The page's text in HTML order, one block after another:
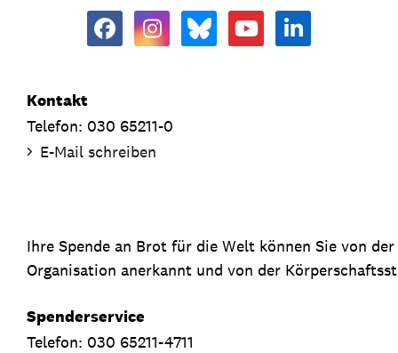
Kontakt
Telefon: 030 65211-0
E-Mail schreiben
Ihre Spende an Brot für die Welt können Sie von
Organisation anerkannt und von der
Spenderservice
Telefon: 030 65211-4711